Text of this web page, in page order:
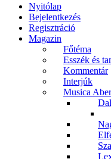
Nyitólap
Bejelentkezés
Regisztráció
Magazin
Főtéma
Esszék és
Kommentár
Interjúk
Musica